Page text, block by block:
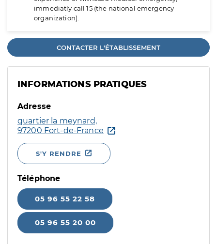
immediatly call 15 (the national emergency
organization).
CONTACTER L'ÉTABLISSEMENT
INFORMATIONS PRATIQUES
Adresse
quartier la meynard,
97200 Fort-de-France
S'Y RENDRE
Téléphone
05 96 55 22 58
05 96 55 20 00